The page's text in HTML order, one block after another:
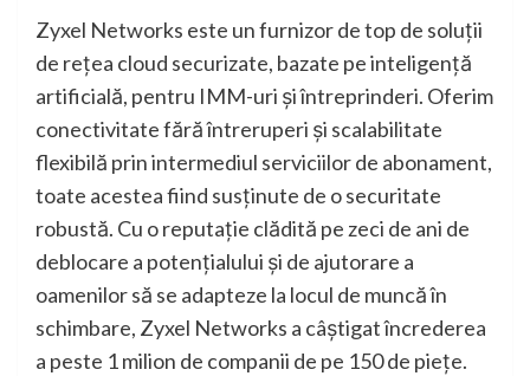
Zyxel Networks este un furnizor de top de soluții
de rețea cloud securizate, bazate pe inteligență
artificială, pentru IMM-uri și întreprinderi. Oferim
conectivitate fără întreruperi și scalabilitate
flexibilă prin intermediul serviciilor de abonament,
toate acestea fiind susținute de o securitate
robustă. Cu o reputație clădită pe zeci de ani de
deblocare a potențialului și de ajutorare a
oamenilor să se adapteze la locul de muncă în
schimbare, Zyxel Networks a câștigat încrederea
a peste 1 milion de companii de pe 150 de piețe.